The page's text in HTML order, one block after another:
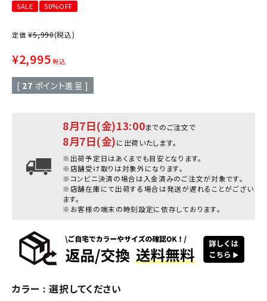
SALE 50%OFF
定価 ¥5,990(税込)
¥2,995 税込
[ 27 ポイント進呈 ]
8月7日(金)13:00までのご注文で
8月7日(金)に出荷いたします。
※出荷予定日はあくまでも目安となります。
※店舗受け取りは対象外になります。
※コンビニ決済の場合は入金済みのご注文が対象です。
※店舗在庫にて出荷する場合は発送が遅れることがござい
ます。
※お客様の端末の時刻設定に依存しております。
カラー 選択してください